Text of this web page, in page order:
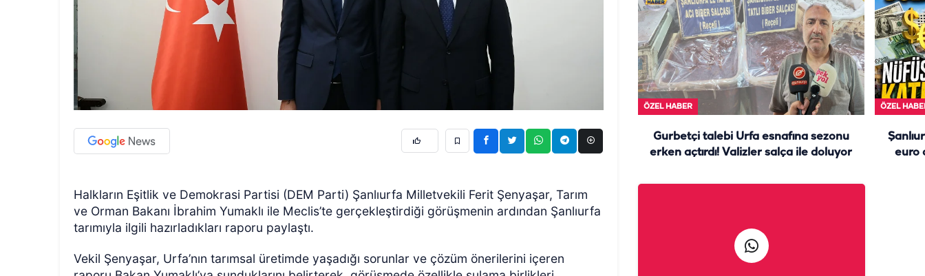
Halkların Eşitlik ve Demokrasi Partisi (DEM Parti) Şanlıurfa Milletvekili Ferit Şenyaşar, Tarım
ve Orman Bakanı İbrahim Yumaklı ile Meclis’te gerçekleştirdiği görüşmenin ardından Şanlıurfa
tarımıyla ilgili hazırladıkları raporu paylaştı.
Vekil Şenyaşar, Urfa’nın tarımsal üretimde yaşadığı sorunlar ve çözüm önerilerini içeren
ÖZEL HABER
Gurbetçi talebi Urfa esnafına sezonu
erken açtırdı! Valizler salça ile doluyor
ÖZEL
euro